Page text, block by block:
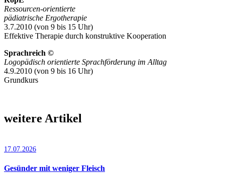
Ressourcen-orientierte
pädiatrische Ergotherapie
3.7.2010 (von 9 bis 15 Uhr)
Effektive Therapie durch konstruktive Kooperation
Sprachreich ©
Logopädisch orientierte Sprachförderung im Alltag
4.9.2010 (von 9 bis 16 Uhr)
Grundkurs
weitere Artikel
17.07.2026
Gesünder mit weniger Fleisch